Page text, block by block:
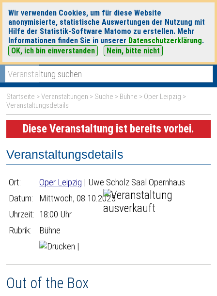
Wir verwenden Cookies, um für diese Website
anonymisierte, statistische Auswertungen der Nutzung mit
Hilfe der Statistik-Software Matomo zu erstellen. Mehr
Informationen finden Sie in unserer Datenschutzerklärung.
OK, ich bin einverstanden
Nein, bitte nicht
heute|morgen|
Startseite >Veranstaltungen > Suche > Bühne > Oper Leipzig >
Veranstaltungsdetails
Diese Veranstaltung ist bereits vorbei.
Veranstaltungsdetails
Ort: Oper Leipzig | Uwe Scholz Saal Opernhaus
Datum:
Mittwoch, 08.10.2025
Uhrzeit: 18:00 Uhr
Rubrik:
Bühne
|
Out of the Box